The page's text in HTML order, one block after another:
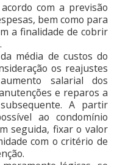
com a previsão
bem como para
a finalidade de cobrir
média de custos do
os reajustes
salarial dos
e reparos a
A partir
ao condomínio
seguida, fixar o valor
com o critério de